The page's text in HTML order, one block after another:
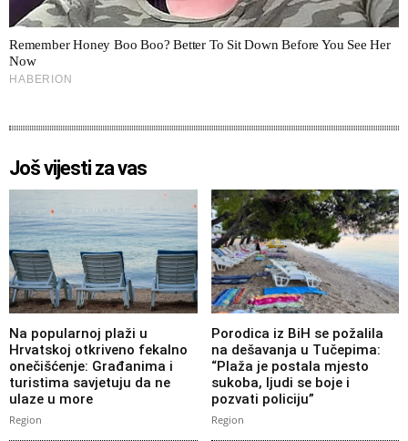
Još vijesti za vas
Na popularnoj plaži u
Hrvatskoj otkriveno fekalno
onečišćenje: Građanima i
turistima savjetuju da ne
ulaze u more
Region
Porodica iz BiH se požalila
na dešavanja u Tučepima:
“Plaža je postala mjesto
sukoba, ljudi se boje i
pozvati policiju”
Region